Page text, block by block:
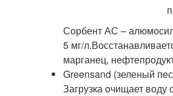
Сорбент АС –
5 мг/
марганец,
Greensand (зеленый
Загрузка очищает